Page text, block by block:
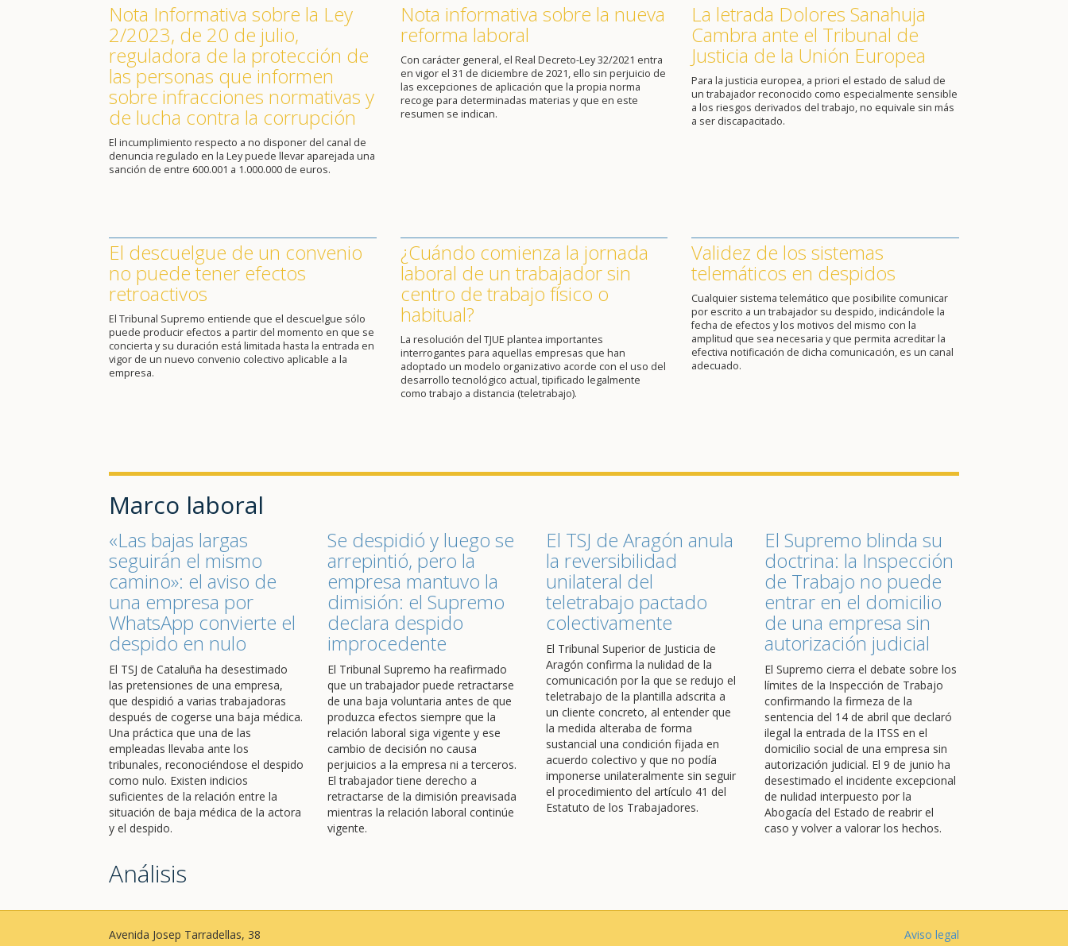
Nota Informativa sobre la Ley
2/2023, de 20 de julio,
reguladora de la protección de
las personas que informen
sobre infracciones normativas y
de lucha contra la corrupción
El incumplimiento respecto a no disponer del canal de
denuncia regulado en la Ley puede llevar aparejada una
sanción de entre 600.001 a 1.000.000 de euros.
Nota informativa sobre la nueva
reforma laboral
Con carácter general, el Real Decreto-Ley 32/2021 entra
en vigor el 31 de diciembre de 2021, ello sin perjuicio de
las excepciones de aplicación que la propia norma
recoge para determinadas materias y que en este
resumen se indican.
La letrada Dolores Sanahuja
Cambra ante el Tribunal de
Justicia de la Unión Europea
Para la justicia europea, a priori el estado de salud de
un trabajador reconocido como especialmente sensible
a los riesgos derivados del trabajo, no equivale sin más
a ser discapacitado.
El descuelgue de un convenio
no puede tener efectos
retroactivos
El Tribunal Supremo entiende que el descuelgue sólo
puede producir efectos a partir del momento en que se
concierta y su duración está limitada hasta la entrada en
vigor de un nuevo convenio colectivo aplicable a la
empresa.
¿Cuándo comienza la jornada
laboral de un trabajador sin
centro de trabajo físico o
habitual?
La resolución del TJUE plantea importantes
interrogantes para aquellas empresas que han
adoptado un modelo organizativo acorde con el uso del
desarrollo tecnológico actual, tipificado legalmente
como trabajo a distancia (teletrabajo).
Validez de los sistemas
telemáticos en despidos
Cualquier sistema telemático que posibilite comunicar
por escrito a un trabajador su despido, indicándole la
fecha de efectos y los motivos del mismo con la
amplitud que sea necesaria y que permita acreditar la
efectiva notificación de dicha comunicación, es un canal
adecuado.
Marco laboral
«Las bajas largas
seguirán el mismo
camino»: el aviso de
una empresa por
WhatsApp convierte el
despido en nulo
El TSJ de Cataluña ha desestimado
las pretensiones de una empresa,
que despidió a varias trabajadoras
después de cogerse una baja médica.
Una práctica que una de las
empleadas llevaba ante los
tribunales, reconociéndose el despido
como nulo. Existen indicios
suficientes de la relación entre la
situación de baja médica de la actora
y el despido.
Se despidió y luego se
arrepintió, pero la
empresa mantuvo la
dimisión: el Supremo
declara despido
improcedente
El Tribunal Supremo ha reafirmado
que un trabajador puede retractarse
de una baja voluntaria antes de que
produzca efectos siempre que la
relación laboral siga vigente y ese
cambio de decisión no causa
perjuicios a la empresa ni a terceros.
El trabajador tiene derecho a
retractarse de la dimisión preavisada
mientras la relación laboral continúe
vigente.
El TSJ de Aragón anula
la reversibilidad
unilateral del
teletrabajo pactado
colectivamente
El Tribunal Superior de Justicia de
Aragón confirma la nulidad de la
comunicación por la que se redujo el
teletrabajo de la plantilla adscrita a
un cliente concreto, al entender que
la medida alteraba de forma
sustancial una condición fijada en
acuerdo colectivo y que no podía
imponerse unilateralmente sin seguir
el procedimiento del artículo 41 del
Estatuto de los Trabajadores.
El Supremo blinda su
doctrina: la Inspección
de Trabajo no puede
entrar en el domicilio
de una empresa sin
autorización judicial
El Supremo cierra el debate sobre los
límites de la Inspección de Trabajo
confirmando la firmeza de la
sentencia del 14 de abril que declaró
ilegal la entrada de la ITSS en el
domicilio social de una empresa sin
autorización judicial. El 9 de junio ha
desestimado el incidente excepcional
de nulidad interpuesto por la
Abogacía del Estado de reabrir el
caso y volver a valorar los hechos.
Análisis
Avenida Josep Tarradellas, 38
Aviso legal